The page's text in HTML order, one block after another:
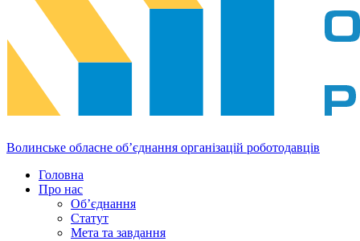
Волинське обласне об’єднання організацій роботодавців
Головна
Про нас
Об’єднання
Статут
Мета та завдання